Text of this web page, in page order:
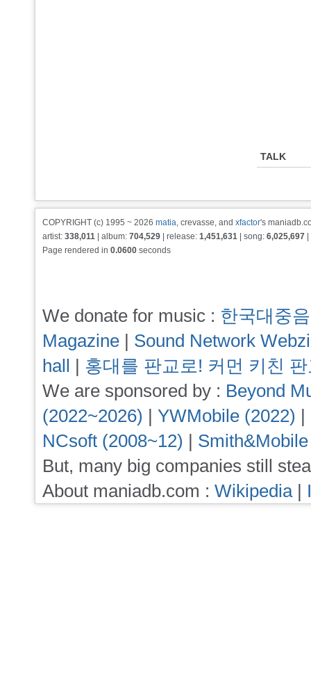
TALK
COPYRIGHT (c) 1995 ~ 2026 matia, crevasse, and xfactor's
artist: 338,011 | album: 704,529 | release: 1,451,631 | song: 6,025,697
Page rendered in 0.0600 seconds
We donate for music : 한국대중
Magazine | Sound Network
hall | 홍대를 판교로! 커먼 키친
We are sponsored by : Beyond
(2022~2026) | YWMobile (2022) |
NCsoft (2008~12) |
But, many big companies still
About maniadb.com : Wikipedia|